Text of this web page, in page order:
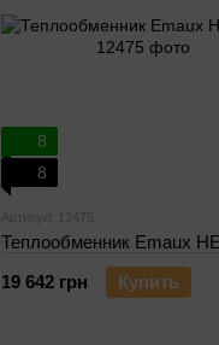
8
8
Артикул: 12475
Теплообменник Emaux
19 642 грн
Купить